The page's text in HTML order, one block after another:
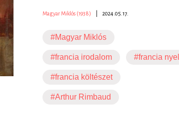
Magyar Miklós (1938) 2024.05.17.
#Magyar Miklós
#francia irodalom #francia
#francia költészet
#Arthur Rimbaud